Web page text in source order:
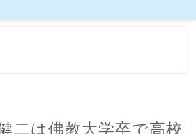
二は佛教大学卒で高校